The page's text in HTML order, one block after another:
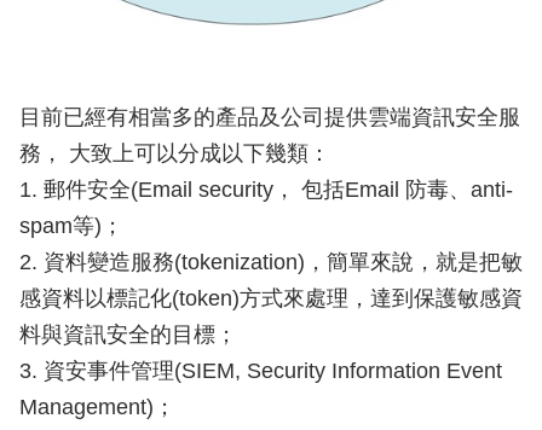
目前已經有相當多的產品及公司提供雲端資訊安全服
務， 大致上可以分成以下幾類：
1. 郵件安全(Email security， 包括Email 防毒、anti-
spam等)；
2. 資料變造服務(tokenization)，簡單來說，就是把敏
感資料以標記化(token)方式來處理，達到保護敏感資
料與資訊安全的目標；
3. 資安事件管理(SIEM, Security Information Event
Management)；